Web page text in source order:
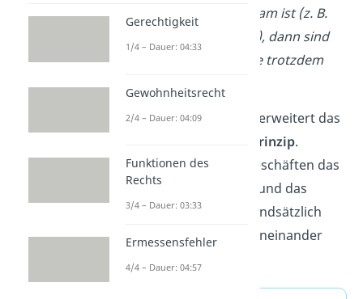
der Kaufvertrag unwirksam ist (z. B.
wegen eines Tippfehlers), dann sind
die Verfügungsgeschäfte trotzdem
wirksam.
Das Abstraktionsprinzip erweitert das
Trennungsprinzip.
Das legt fest, dass bei Geschäften das
Verpflichtungsgeschäft
und das
Verfügungsgeschäft
grundsätzlich
rechtlich unabhängig
voneinander
Gerechtigkeit
1/4 – Dauer: 04:33
Gewohnheitsrecht
2/4 – Dauer: 04:09
Funktionen des
Rechts
3/4 – Dauer: 03:33
Ermessensfehler
4/4 – Dauer: 04:57